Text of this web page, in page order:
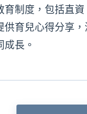
制度，包括直
育兒心得分享
長。